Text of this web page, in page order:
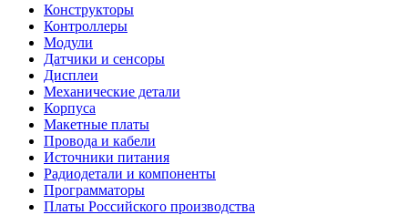
Конструкторы
Контроллеры
Модули
Датчики и сенсоры
Дисплеи
Механические детали
Корпуса
Макетные платы
Провода и кабели
Источники питания
Радиодетали и компоненты
Программаторы
Платы Российского производства